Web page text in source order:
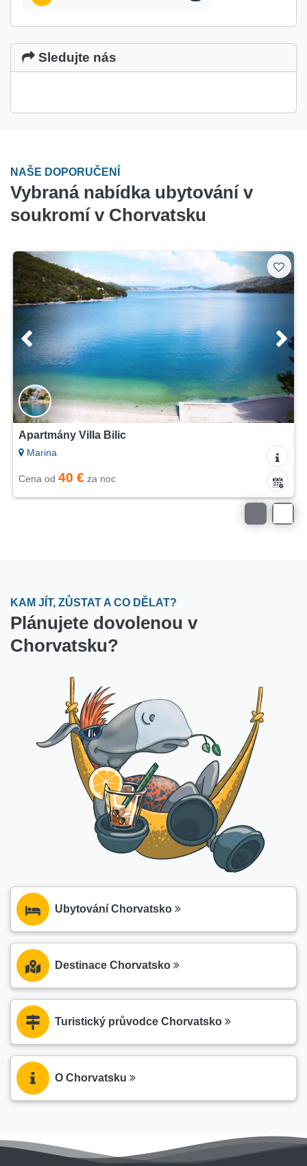
Sledujte nás
NAŠE DOPORUČENÍ
Vybraná nabídka ubytování v
soukromí v Chorvatsku
Apartmány Villa Bilic
Marina
Cena od 40 € za noc
KAM JÍT, ZŮSTAT A CO DĚLAT?
Plánujete dovolenou v
Chorvatsku?
Ubytování Chorvatsko
Destinace Chorvatsko
Turistický průvodce Chorvatsko
O Chorvatsku